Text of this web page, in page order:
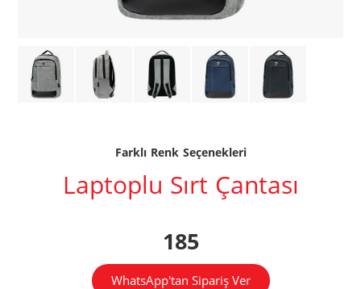
Farklı Renk Seçenekleri
Laptoplu Sırt Çantası
185
WhatsApp'tan Sipariş Ver